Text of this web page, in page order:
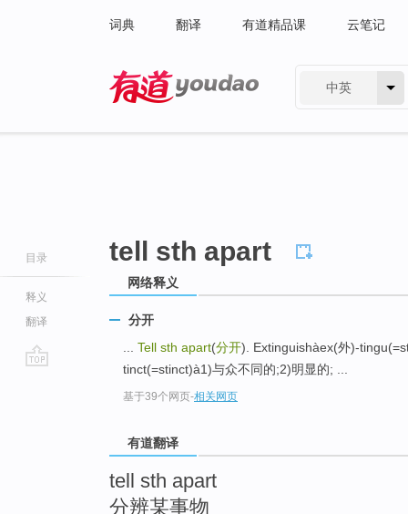
词典 翻译 有道精品课 云笔记
中英
目录
释义
翻译
tell sth apart
网络释义
分开
Tell sth apart(分开). Extinguishàex(外)-
tinct(=stinct)à1)与众不同的;2)明显的; ...
基于39个网页-相关网页
有道翻译
tell sth apart
分辨某事物